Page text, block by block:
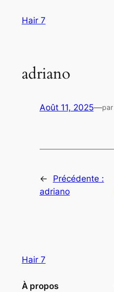
Hair 7
adriano
Août 11, 2025—par
←
Précédente :
adriano
Hair 7
À propos